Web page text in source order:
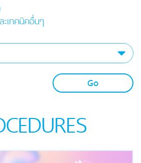
ะเทคนิคอื่นๆ
Go